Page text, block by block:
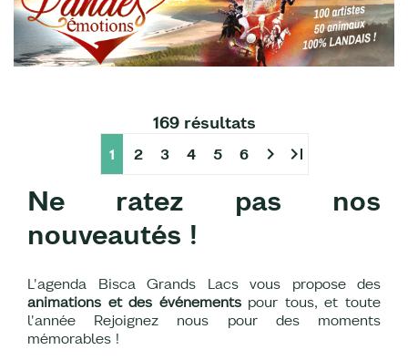
169 résultats
1 2 3 4 5 6 chevron_right last_page
Ne ratez pas nos
nouveautés !
L'agenda Bisca Grands Lacs vous propose des
animations et des événements pour tous, et toute
l'année Rejoignez nous pour des moments
mémorables !